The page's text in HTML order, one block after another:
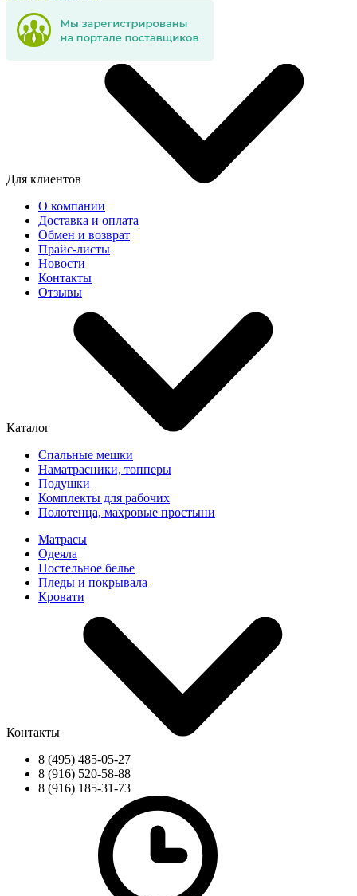
Для клиентов
О компании
Доставка и оплата
Обмен и возврат
Прайс-листы
Новости
Контакты
Отзывы
Каталог
Спальные мешки
Наматрасники, топперы
Подушки
Комплекты для рабочих
Полотенца, махровые простыни
Матрасы
Одеяла
Постельное белье
Пледы и покрывала
Кровати
Контакты
8 (495) 485-05-27
8 (916) 520-58-88
8 (916) 185-31-73